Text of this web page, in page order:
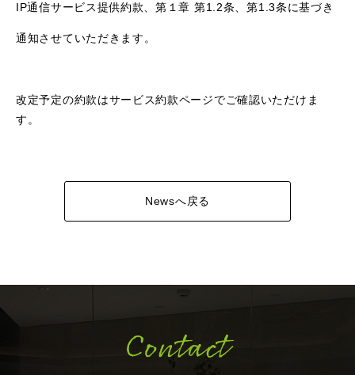
IP通信サービス提供約款、第１章 第1.2条、第1.3条に基づき
通知させていただきます。
改定予定の約款はサービス約款ページでご確認いただけま
す。
Newsへ戻る
Contact